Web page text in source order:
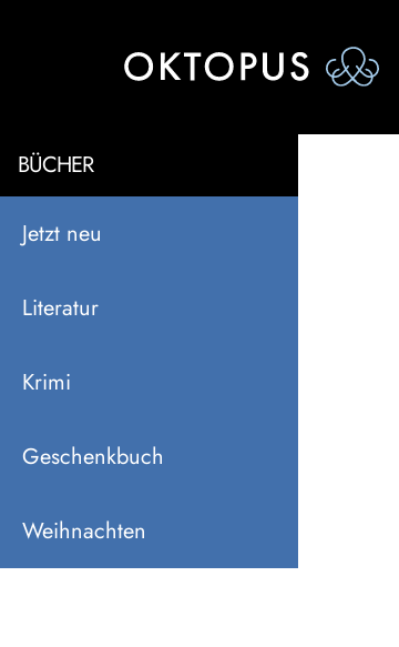
BÜCHER
Jetzt neu
Literatur
Krimi
Geschenkbuch
Weihnachten